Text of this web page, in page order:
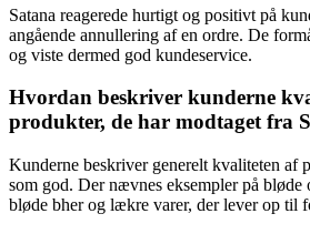
Satana reagerede hurtigt og positivt på
angående annullering af en ordre. De
og viste dermed god kundeservice.
Hvordan beskriver kunderne
produkter, de har modtaget fra
Kunderne beskriver generelt kvaliteten af
som god. Der nævnes eksempler på bløde
bløde bher og lækre varer, der lever op til